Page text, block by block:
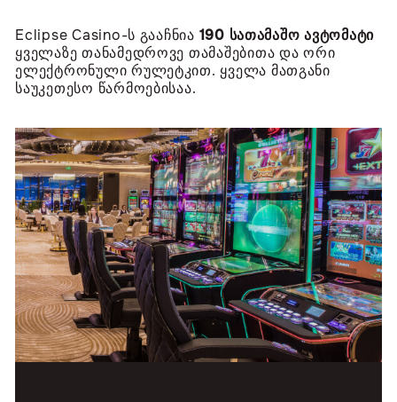
Eclipse Casino-ს გააჩნია 190 სათამაშო ავტომატი
ყველაზე თანამედროვე თამაშებითა და ორი
ელექტრონული რულეტკით. ყველა მათგანი
საუკეთესო წარმოებისაა.